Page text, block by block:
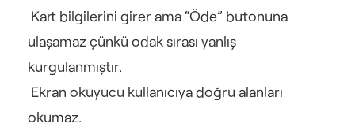
ulaşamaz çünkü odak sırası yanlış
kurgulanmıştır.
okumaz.